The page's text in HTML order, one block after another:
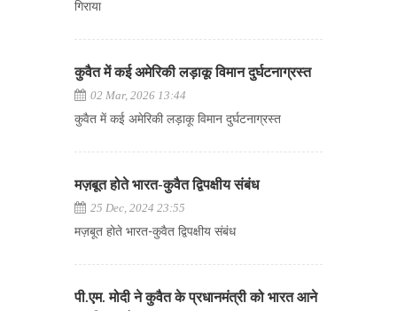
गिराया
कुवैत में कई अमेरिकी लड़ाकू विमान दुर्घटनाग्रस्त
02 Mar, 2026 13:44
कुवैत में कई अमेरिकी लड़ाकू विमान दुर्घटनाग्रस्त
मज़बूत होते भारत-कुवैत द्विपक्षीय संबंध
25 Dec, 2024 23:55
मज़बूत होते भारत-कुवैत द्विपक्षीय संबंध
पी.एम. मोदी ने कुवैत के प्रधानमंत्री को भारत आने